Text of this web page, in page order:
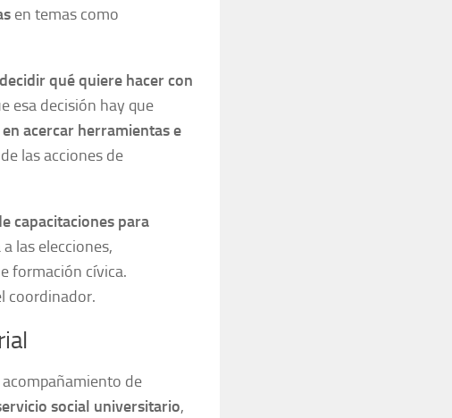
en temas como
qué quiere hacer con
esa decisión hay que
acercar herramientas e
las acciones de
capacitaciones para
a las elecciones,
formación cívica.
coordinador.
de
social universitario,